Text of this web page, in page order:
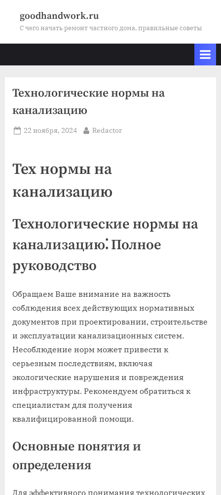
goodhandwork.ru
С чего начать ремонт частного дома, правильные советы
Технологические нормы на
канализацию
Posted
22 ноября, 2024 By
Redactor
Тех нормы на
канализацию
Технологические нормы на
канализацию⁚ Полное
руководство
Обращаем Ваше внимание на важность
соблюдения всех действующих нормативных
документов при проектировании, строительстве
и эксплуатации канализационных систем.
Несоблюдение норм может привести к
серьезным последствиям, включая
экологические нарушения и повреждения
инфраструктуры. Рекомендуем обратиться к
специалистам для получения
квалифицированной помощи.
Основные понятия и
определения
Для эффективного понимания технологических